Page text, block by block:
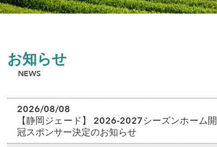
お知らせ
NEWS
2026/08/08
【静岡ジェード】 2026-2027シーズンホー
冠スポンサー決定のお知らせ